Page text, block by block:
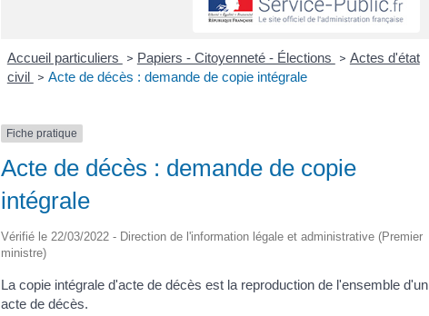
Accueil particuliers > Papiers - Citoyenneté - Élections > Actes d'état
civil > Acte de décès : demande de copie intégrale
Fiche pratique
Acte de décès : demande de copie
intégrale
Vérifié le 22/03/2022 - Direction de l'information légale et administrative (Premier
ministre)
La copie intégrale d'acte de décès est la reproduction de l'ensemble d'un
acte de décès.